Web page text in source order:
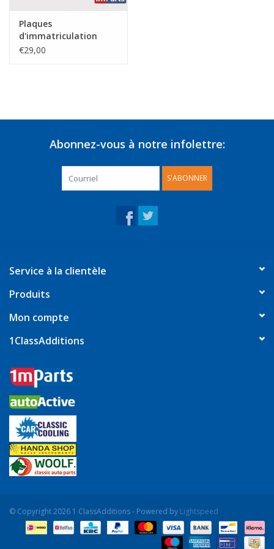
Plaques
d'immatriculation
bleues
€29,00
Abonnez-vous à notre infolettre:
S'ABONNER
Service à la clientèle
Produits
Mon compte
1ClassAdditions
© Copyright 2026 1 ClassAdditions - Powered by Lightspeed